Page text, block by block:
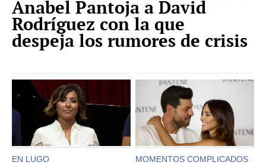
Anabel Pantoja a David
Rodríguez con la que
despeja los rumores de crisis
EN LUGO MOMENTOS COMPLICADOS